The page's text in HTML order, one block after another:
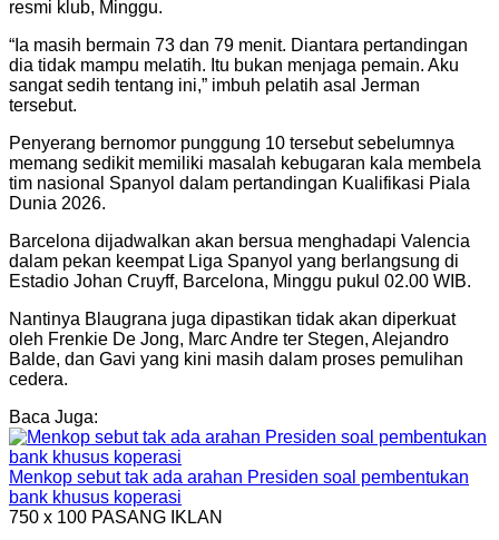
resmi klub, Minggu.
“Ia masih bermain 73 dan 79 menit. Diantara pertandingan
dia tidak mampu melatih. Itu bukan menjaga pemain. Aku
sangat sedih tentang ini,” imbuh pelatih asal Jerman
tersebut.
Penyerang bernomor punggung 10 tersebut sebelumnya
memang sedikit memiliki masalah kebugaran kala membela
tim nasional Spanyol dalam pertandingan Kualifikasi Piala
Dunia 2026.
Barcelona dijadwalkan akan bersua menghadapi Valencia
dalam pekan keempat Liga Spanyol yang berlangsung di
Estadio Johan Cruyff, Barcelona, Minggu pukul 02.00 WIB.
Nantinya Blaugrana juga dipastikan tidak akan diperkuat
oleh Frenkie De Jong, Marc Andre ter Stegen, Alejandro
Balde, dan Gavi yang kini masih dalam proses pemulihan
cedera.
Baca Juga:
Menkop sebut tak ada arahan Presiden soal pembentukan
bank khusus koperasi
750 x 100 PASANG IKLAN